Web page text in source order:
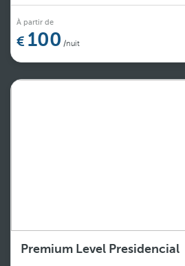
À partir de
100 /nuit
Premium Level Presidencial